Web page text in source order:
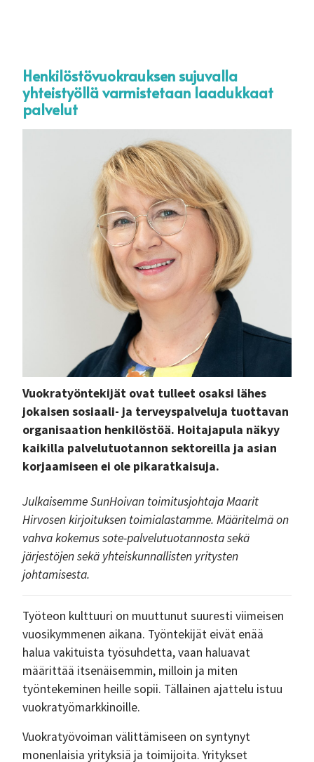
Henkilöstövuokrauksen sujuvalla
yhteistyöllä varmistetaan laadukkaat
palvelut
Vuokratyöntekijät ovat tulleet osaksi lähes
jokaisen sosiaali- ja terveyspalveluja tuottavan
organisaation henkilöstöä. Hoitajapula näkyy
kaikilla palvelutuotannon sektoreilla ja asian
korjaamiseen ei ole pikaratkaisuja.
Julkaisemme SunHoivan toimitusjohtaja Maarit
Hirvosen kirjoituksen toimialastamme. Määritelmä on
vahva kokemus sote-palvelutuotannosta sekä
järjestöjen sekä yhteiskunnallisten yritysten
johtamisesta.
Työteon kulttuuri on muuttunut suuresti viimeisen
vuosikymmenen aikana. Työntekijät eivät enää
halua vakituista työsuhdetta, vaan haluavat
määrittää itsenäisemmin, milloin ja miten
työntekeminen heille sopii. Tällainen ajattelu istuu
vuokratyömarkkinoille.
Vuokratyövoiman välittämiseen on syntynyt
monenlaisia yrityksiä ja toimijoita. Yritykset
KOTIHOITO TAMPERE
KOTIHOITO RAUMA
TYÖHAKEMUS